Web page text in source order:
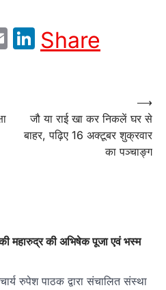
EmailLinkedIn
Share
जौ या राई खा कर निकलें घर से
बाहर, पढ़िए 16 अक्टूबर शुक्रवार
का पञ्चाङ्ग
⟶
महारुद्र की अभिषेक पूजा एवं भस्म
रुपेश पाठक द्वारा संचालित संस्था